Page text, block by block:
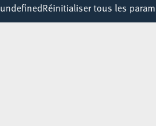
undefinedRéinitialiser tous les